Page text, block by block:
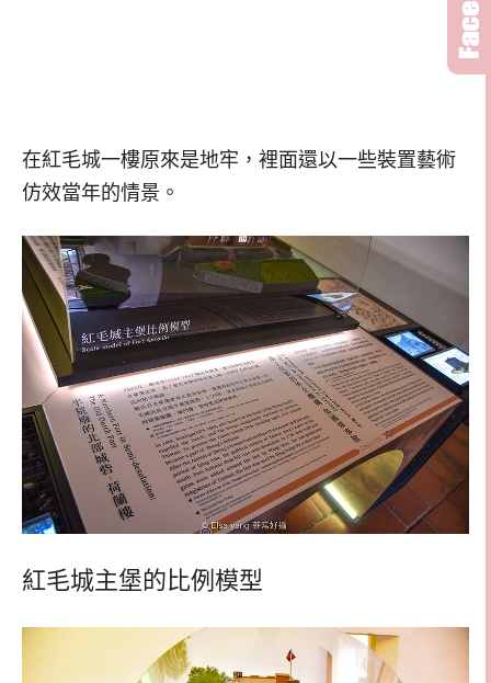
在紅毛城一樓原來是地牢，裡面還以一些裝置藝術
仿效當年的情景。
紅毛城主堡的比例模型